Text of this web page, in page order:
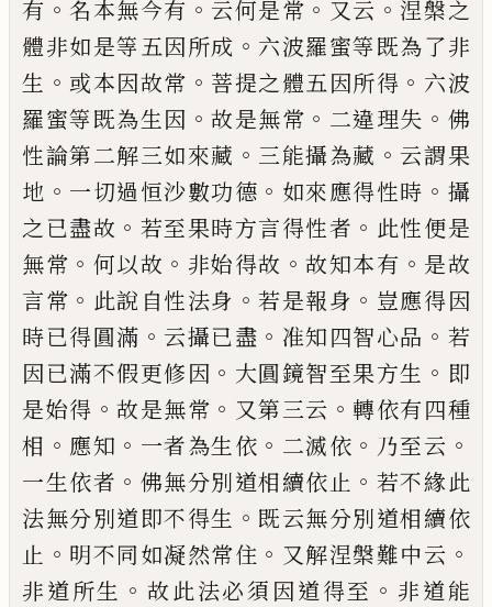
有 。名本無今有 。 云何是常 。 又云 。涅槃之
體非如是等五因所成 。 六波羅蜜等既為了非
生 。 或本因故常 。 菩提之體五因所得 。 六波
羅蜜等既為生因 。故是無常 。 二違理失 。 佛
性論第二解三如來藏 。 三能攝為藏 。 云謂果
地 。 一切過恒沙數功德 。 如來應得性時 。 攝
之已盡故 。 若至果時方言得性者 。 此性便是
無常 。 何以故 。 非始得故 。故知本有 。 是故
言常 。 此說自性法身 。若是報身 。 豈應得因
時已得圓滿 。 云攝已盡 。 准知四智心品 。 若
因已滿不假更修因 。 大圓鏡智至果方生 。 即
是始得 。故是無常 。 又第三云 。轉依有四種
相 。 應知 。 一者為生依 。 二滅依 。 乃至云 。
一生依者 。 佛無分別道相續依止 。 若不緣此
法無分別道即不得生 。 既云無分別道相續依
止 。 明不同如凝然常住 。 又解涅槃難中云 。
非道所生 。 故此法必須因道得至 。 非道能